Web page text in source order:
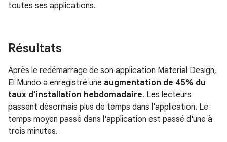
toutes ses applications.
Résultats
Après le redémarrage de son application Material Design,
El Mundo a enregistré une augmentation de 45% du
taux d'installation hebdomadaire. Les lecteurs
passent désormais plus de temps dans l'application. Le
temps moyen passé dans l'application est passé d'une à
trois minutes.